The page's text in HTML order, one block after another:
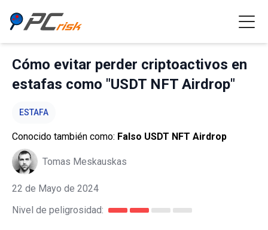
Cómo evitar perder criptoactivos en
estafas como "USDT NFT Airdrop"
ESTAFA
Conocido también como: Falso USDT NFT Airdrop
Tomas Meskauskas
22 de Mayo de 2024
Nivel de peligrosidad: